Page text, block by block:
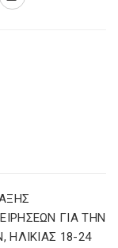
ΓΙΑ ΤΗΝ
18-24